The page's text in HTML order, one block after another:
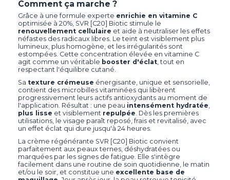
Comment ça marche ?
Grâce à une formule experte enrichie en vitamine C
optimisée à 20%, SVR [C20] Biotic stimule le
renouvellement cellulaire et aide à neutraliser les effets
néfastes des radicaux libres. Le teint est visiblement plus
lumineux, plus homogène, et les irrégularités sont
estompées. Cette concentration élevée en vitamine C
agit comme un véritable booster d'éclat , tout en
respectant l'équilibre cutané.
Sa texture crémeuse énergisante, unique et sensorielle,
contient des microbilles vitaminées qui libèrent
progressivement leurs actifs antioxydants au moment de
l'application. Résultat : une peau intensément hydratée
plus lisse et visiblement repulpée . Dès les premières
utilisations, le visage paraît reposé, frais et revitalisé, avec
un effet éclat qui dure jusqu'à 24 heures.
La crème régénérante SVR [C20] Biotic convient
parfaitement aux peaux ternes, déshydratées ou
marquées par les signes de fatigue. Elle s'intègre
facilement dans une routine de soin quotidienne, le matin
et/ou le soir, et constitue une excellente base de